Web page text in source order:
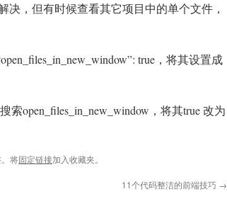
，但有时候查看其它项目中的单个文件，
true，将其设置成
索open_files_in_new_window，将其true 改为
将固定链接加入收藏夹。
11个代码整洁的前端技巧 →